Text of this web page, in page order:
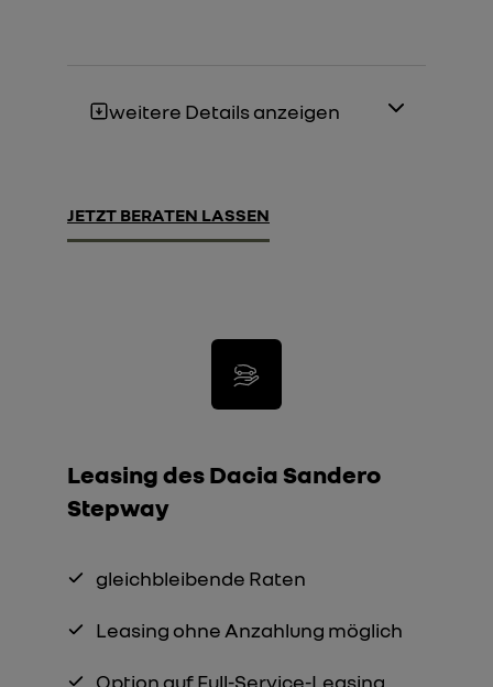
weitere Details anzeigen
JETZT BERATEN LASSEN
Leasing desDacia Sandero
Stepway
gleichbleibende Raten
Leasing ohne Anzahlung möglich
Option auf Full-Service-Leasing